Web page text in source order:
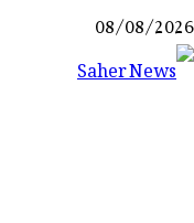
Skip
to
08/08/2026